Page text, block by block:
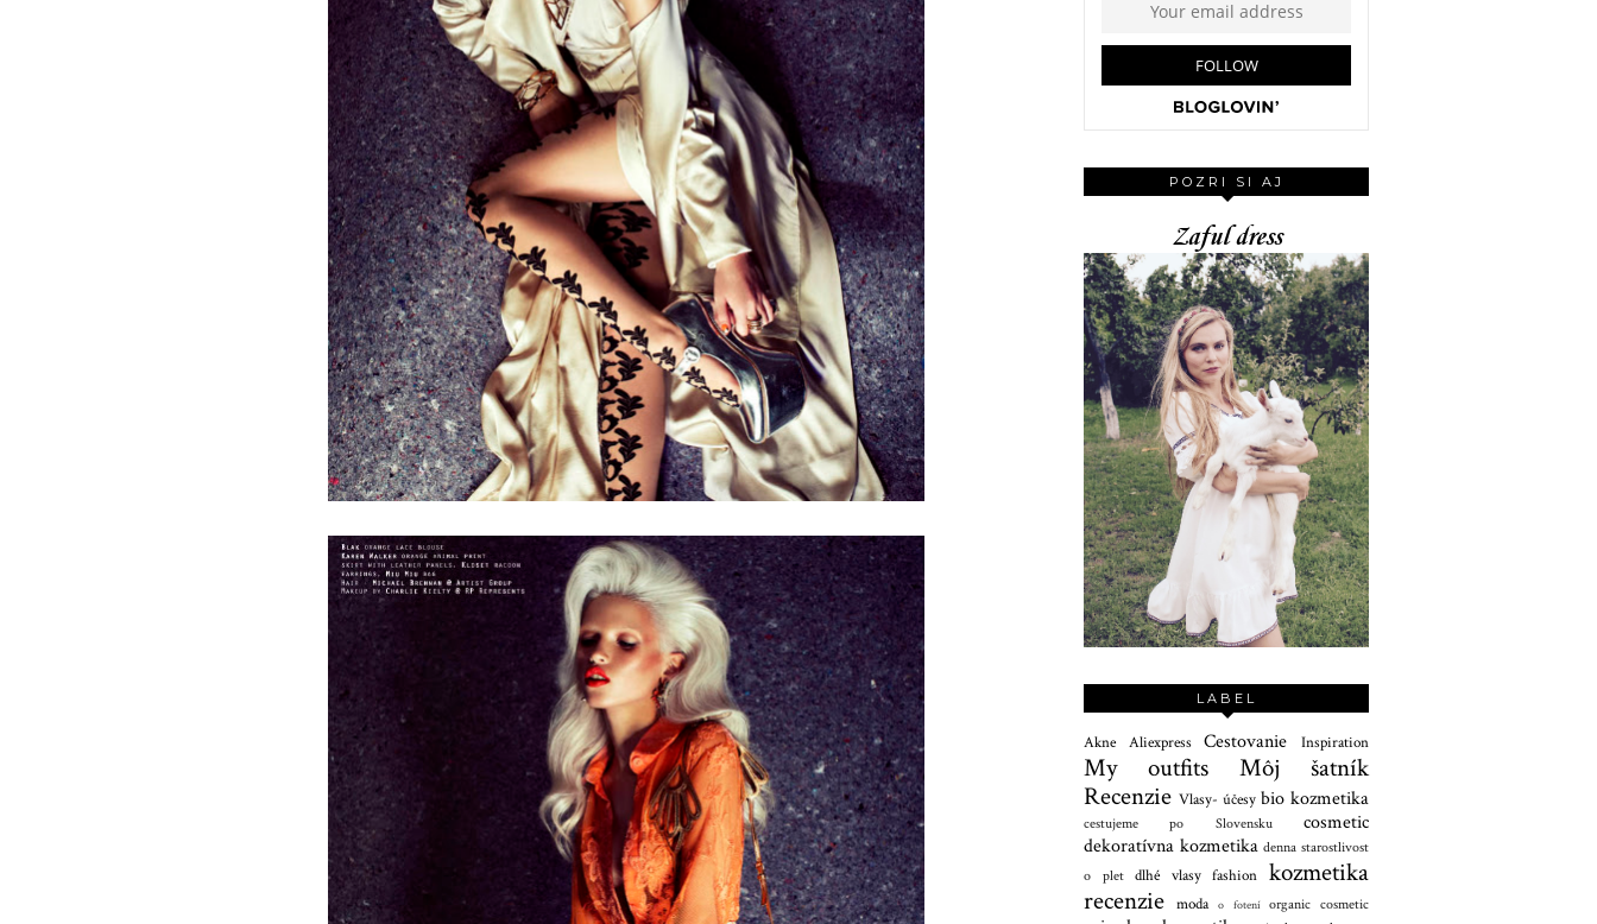
POZRI SI AJ
Zaful dress
LABEL
Akne Aliexpress Cestovanie Inspiration
My outfits
Môj šatník
Recenzie Vlasy- účesy bio kozmetika
cestujeme po Slovensku
cosmetic
dekoratívna kozmetika denna starostlivost
o plet
dlhé vlasy fashion kozmetika
recenzie
moda o fotení organic cosmetic